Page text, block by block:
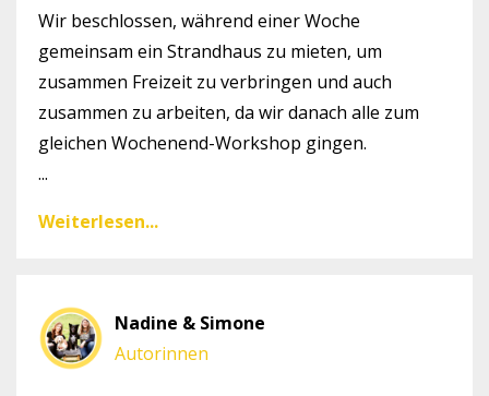
Wir beschlossen, während einer Woche
gemeinsam ein Strandhaus zu mieten, um
zusammen Freizeit zu verbringen und auch
zusammen zu arbeiten, da wir danach alle zum
gleichen Wochenend-Workshop gingen.
...
Weiterlesen...
Nadine & Simone
Autorinnen